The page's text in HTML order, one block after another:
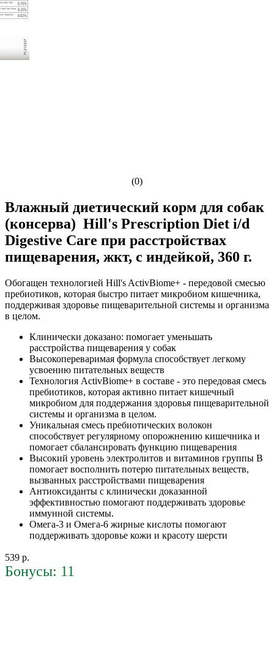
(0)
Влажный диетический корм для собак
(консерва) Hill's Prescription Diet i/d
Digestive Care при расстройствах
пищеварения, жкт, с индейкой, 360 г.
Обогащен технологией Hill's ActivBiome+ - передовой смесью
пребиотиков, которая быстро питает микробиом кишечника,
поддерживая здоровье пищеварительной системы и организма
в целом.
Клинически доказано: помогает уменьшать
расстройства пищеварения у собак
Высокопереваримая формула способствует легкому
усвоению питательных веществ
Технология ActivBiome+ в составе - это передовая смесь
пребиотиков, которая активно питает кишечный
микробиом для поддержания здоровья пищеварительной
системы и организма в целом.
Уникальная смесь пребиотических волокон
способствует регулярному опорожнению кишечника и
помогает сбалансировать функцию пищеварения
Высокий уровень электролитов и витаминов группы B
помогает восполнить потерю питательных веществ,
вызванных расстройствами пищеварения
Антиоксиданты с клинически доказанной
эффективностью помогают поддерживать здоровье
иммунной системы.
Омега-3 и Омега-6 жирные кислоты помогают
поддерживать здоровье кожи и красоту шерсти
539 р.
Бонусы: 11